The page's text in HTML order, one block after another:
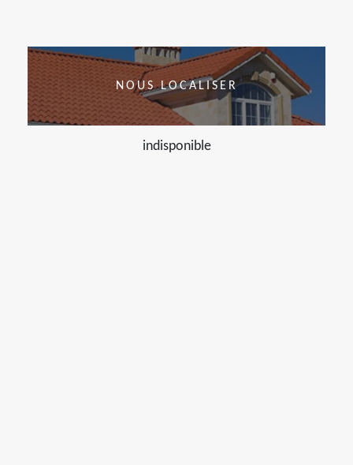
NOUS LOCALISER
indisponible